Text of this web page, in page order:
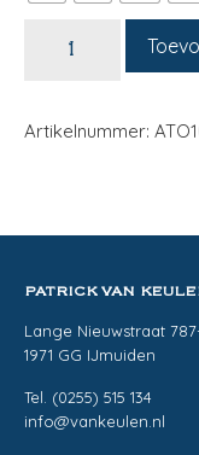
Artikelnummer:
PATRICK VAN
Lange Nieuwstraat
1971 GG IJmuiden
Tel. (0255) 515 134
info@vankeulen.nl